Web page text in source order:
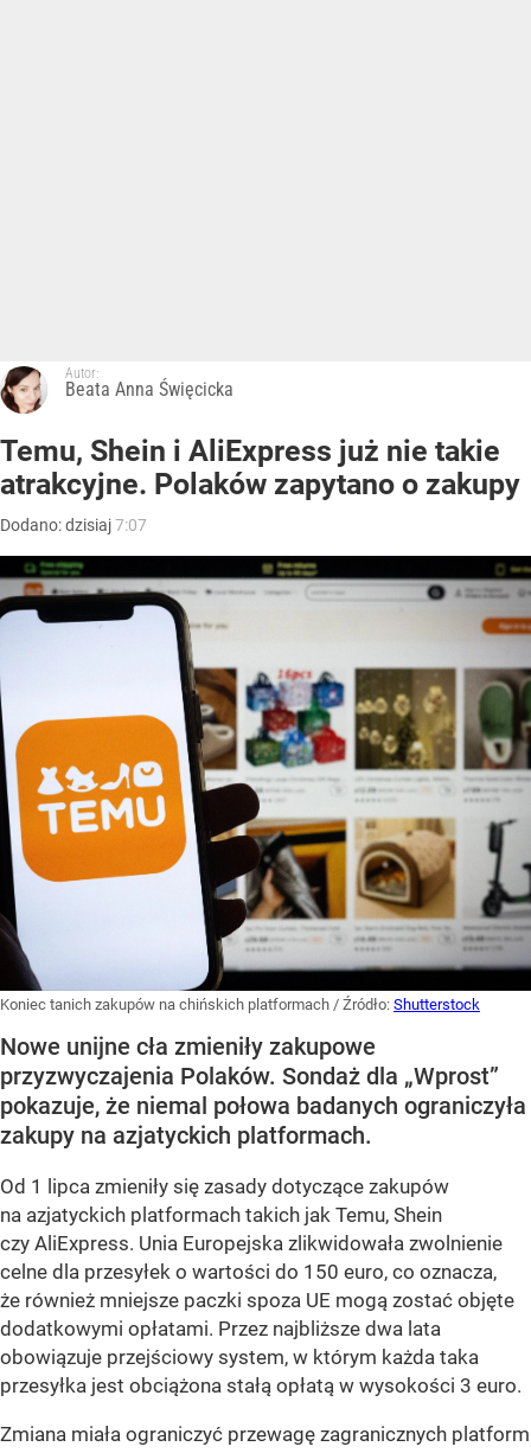
Autor:
Beata Anna Święcicka
Temu, Shein i AliExpress już nie takie
atrakcyjne. Polaków zapytano o zakupy
Dodano:dzisiaj7:07
Koniec tanich zakupów na chińskich platformach / Źródło: Shutterstock
Nowe unijne cła zmieniły zakupowe
przyzwyczajenia Polaków. Sondaż dla „Wprost”
pokazuje, że niemal połowa badanych ograniczyła
zakupy na azjatyckich platformach.
Od 1 lipca zmieniły się zasady dotyczące zakupów
na azjatyckich platformach takich jak Temu, Shein
czy AliExpress. Unia Europejska zlikwidowała zwolnienie
celne dla przesyłek o wartości do 150 euro, co oznacza,
że również mniejsze paczki spoza UE mogą zostać objęte
dodatkowymi opłatami. Przez najbliższe dwa lata
obowiązuje przejściowy system, w którym każda taka
przesyłka jest obciążona stałą opłatą w wysokości 3 euro.
Zmiana miała ograniczyć przewagę zagranicznych platform